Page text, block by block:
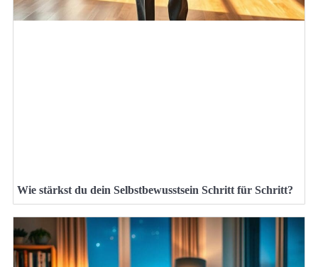
Wie stärkst du dein Selbstbewusstsein Schritt für Schritt?